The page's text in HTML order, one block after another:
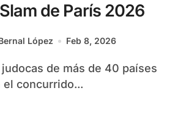
de París 2026
López Feb 8, 2026
el concurrido...